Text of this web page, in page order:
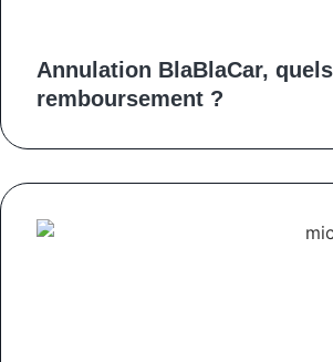
Annulation BlaBlaCar,
remboursement ?